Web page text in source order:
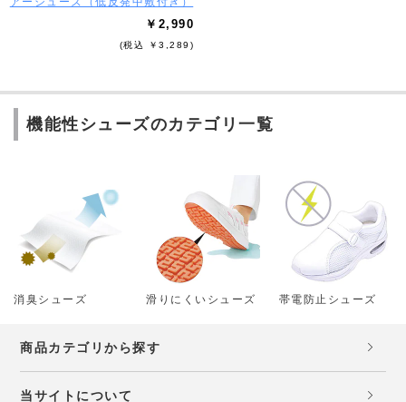
￥2,990
(税込 ￥3,289)
機能性シューズのカテゴリ一覧
消臭シューズ 滑りにくいシューズ 帯電防止シューズ
商品カテゴリから探す
当サイトについて